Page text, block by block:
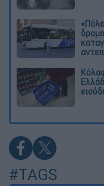
#TAGS